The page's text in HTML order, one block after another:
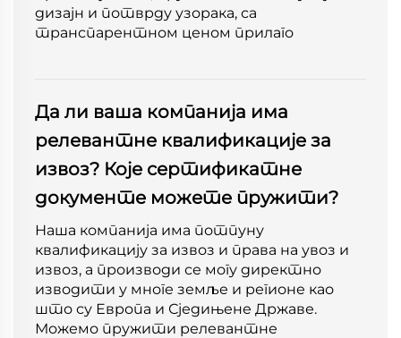
дизајн и потврду узорака, са
транспарентном ценом прилаго
Да ли ваша компанија има
релевантне квалификације за
извоз? Које сертификатне
документе можете пружити?
Наша компанија има потпуну
квалификацију за извоз и права на увоз и
извоз, а производи се могу директно
изводити у многе земље и регионе као
што су Европа и Сједињене Државе.
Можемо пружити релевантне